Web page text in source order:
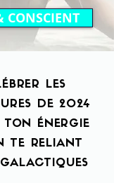
CONSCIENT
LES
DE 2024
ÉNERGIE
TE RELIANT